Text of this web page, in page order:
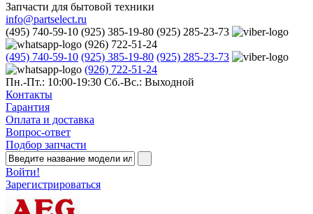
Запчасти для бытовой техники
info@partselect.ru
(495) 740-59-10 (925) 385-19-80 (925) 285-23-73
(926) 722-51-24
(495) 740-59-10 (925) 385-19-80 (925) 285-23-73
(926) 722-51-24
Пн.-Пт.: 10:00-19:30 Сб.-Вс.: Выходной
Контакты
Гарантия
Оплата и доставка
Вопрос-ответ
Подбор запчасти
Войти!
Зарегистрироваться